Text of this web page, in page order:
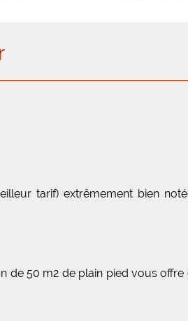
tarif) extrêmement bien
de 50 m2 de plain pied vous